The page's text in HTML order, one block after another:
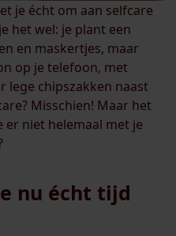
je écht om aan selfcare
het wel: je plant een
en maskertjes, maar
op je telefoon, met
lege chipszakken naast
Misschien! Maar het
er niet helemaal met je
nu écht tijd